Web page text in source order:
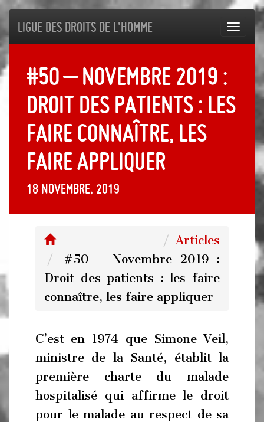
Ligue des droits de l'Homme
#50 – Novembre 2019 :
Droit des patients : les
faire connaître, les
faire appliquer
18 novembre, 2019
Articles
#50 – Novembre 2019 :
Droit des patients : les faire
connaître, les faire appliquer
C’est en 1974 que Simone Veil,
ministre de la Santé, établit la
première charte du malade
hospitalisé qui affirme le droit
pour le malade au respect de sa